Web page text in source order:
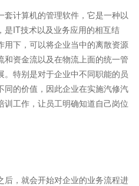
计算机的管理软件，它是一种以
是IT技术以及业务应用的相互结
下，可以将企业当中的离散资源
资金流以及在物流上面的统一管
特别是对于企业中不同职能的员
同的价值，因此企业在实施汽修汽
工作，让员工明确知道自己岗位
，就会开始对企业的业务流程进